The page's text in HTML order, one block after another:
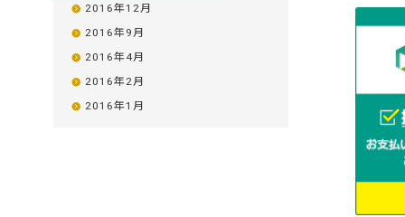
Category
カテゴリから選ぶ
自慢の作品
木材の性質およ
DIYコンテスト
作品写真募集
Wood Type
2016年12月
2016年9月
2016年4月
2016年2月
2016年1月